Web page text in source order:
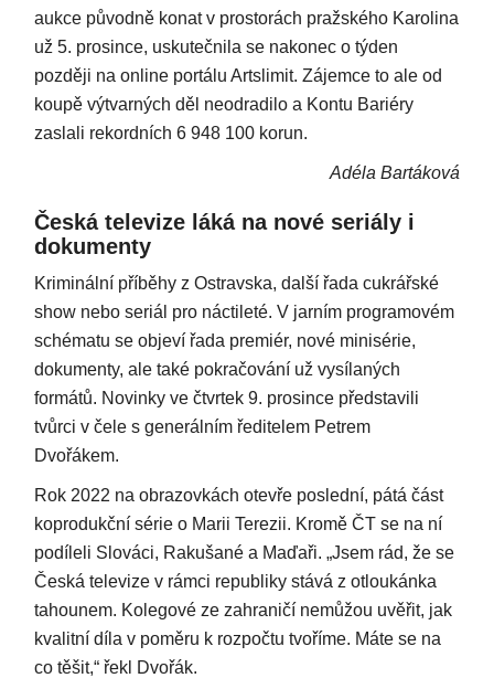
aukce původně konat v prostorách pražského Karolina
už 5. prosince, uskutečnila se nakonec o týden
později na online portálu Artslimit. Zájemce to ale od
koupě výtvarných děl neodradilo a Kontu Bariéry
zaslali rekordních 6 948 100 korun.
Adéla Bartáková
Česká televize láká na nové seriály i
dokumenty
Kriminální příběhy z Ostravska, další řada cukrářské
show nebo seriál pro náctileté. V jarním programovém
schématu se objeví řada premiér, nové minisérie,
dokumenty, ale také pokračování už vysílaných
formátů. Novinky ve čtvrtek 9. prosince představili
tvůrci v čele s generálním ředitelem Petrem
Dvořákem.
Rok 2022 na obrazovkách otevře poslední, pátá část
koprodukční série o Marii Terezii. Kromě ČT se na ní
podíleli Slováci, Rakušané a Maďaři. „Jsem rád, že se
Česká televize v rámci republiky stává z otloukánka
tahounem. Kolegové ze zahraničí nemůžou uvěřit, jak
kvalitní díla v poměru k rozpočtu tvoříme. Máte se na
co těšit,“ řekl Dvořák.